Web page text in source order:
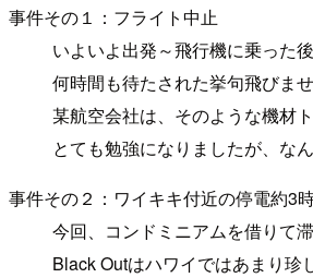
事件その１：フライト中止
いよいよ出発～飛行機に乗った
何時間も待たされた挙句飛びま
某航空会社は、そのような機材
とても勉強になりましたが、な
事件その２：ワイキキ付近の停電約3
今回、コンドミニアムを借りて滞
Black Outはハワイではあまり珍